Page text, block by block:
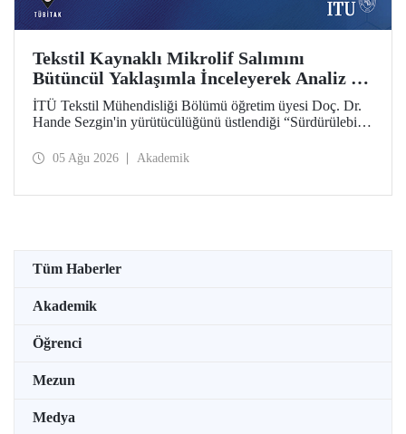
Tekstil Kaynaklı Mikrolif Salımını
Bütüncül Yaklaşımla İnceleyerek Analiz ve
Azaltım Stratejileri Geliştirecek Projeye
TÜBİTAK Desteği
İTÜ Tekstil Mühendisliği Bölümü öğretim üyesi Doç. Dr.
Hande Sezgin'in yürütücülüğünü üstlendiği “Sürdürülebilir
Koşullarına Bağlı Mikrolif Salımı: Aşınma, UV Maruziyeti
05 Ağu 2026 Akademik
Tüm Haberler
Akademik
Öğrenci
Mezun
Medya